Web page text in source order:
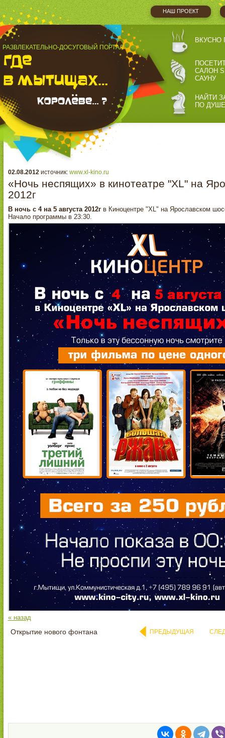
НАШ ПРОЕКТ
РАЗВЛЕКАТЕЛЬНО-ДОСУГОВЫЙ ПОРТАЛ
ВКУСНО
САЛОН
САУНУ
НАЙТИ
ПО ДУШЕ
02.08.2012источник: www.xl-kino.ru
«Ночь неспящих» в кинотеатре "XL" на
2012г
В ночь с 4 на 5 августа 2012гв Киноцентре "XL" на Ярославском
Начало программы в 23:30.
« назад
Открытие нового фонтана ПРЕДЫДУЩАЯ